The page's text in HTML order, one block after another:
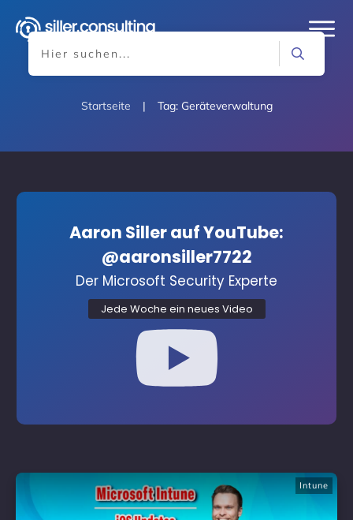
Startseite | Tag: Geräteverwaltung
Aaron Siller auf YouTube:
@aaronsiller7722
Der Microsoft Security Experte
Jede Woche ein neues Video
Intune